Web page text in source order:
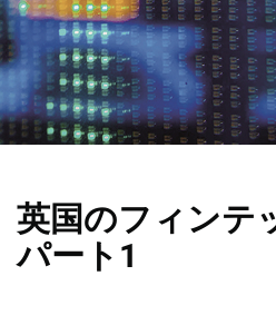
英国のフィンテ
パート 1